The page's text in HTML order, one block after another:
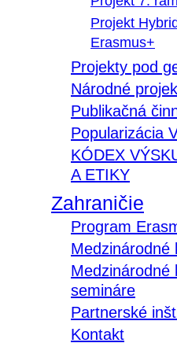
Projekt
Erasmus+
Projekty pod
Národné
Publikačná
Popularizácia
KÓDEX
A ETIKY
Zahraničie
Program
Medzinárodné
Medzinárodné
semináre
Partnerské
Kontakt